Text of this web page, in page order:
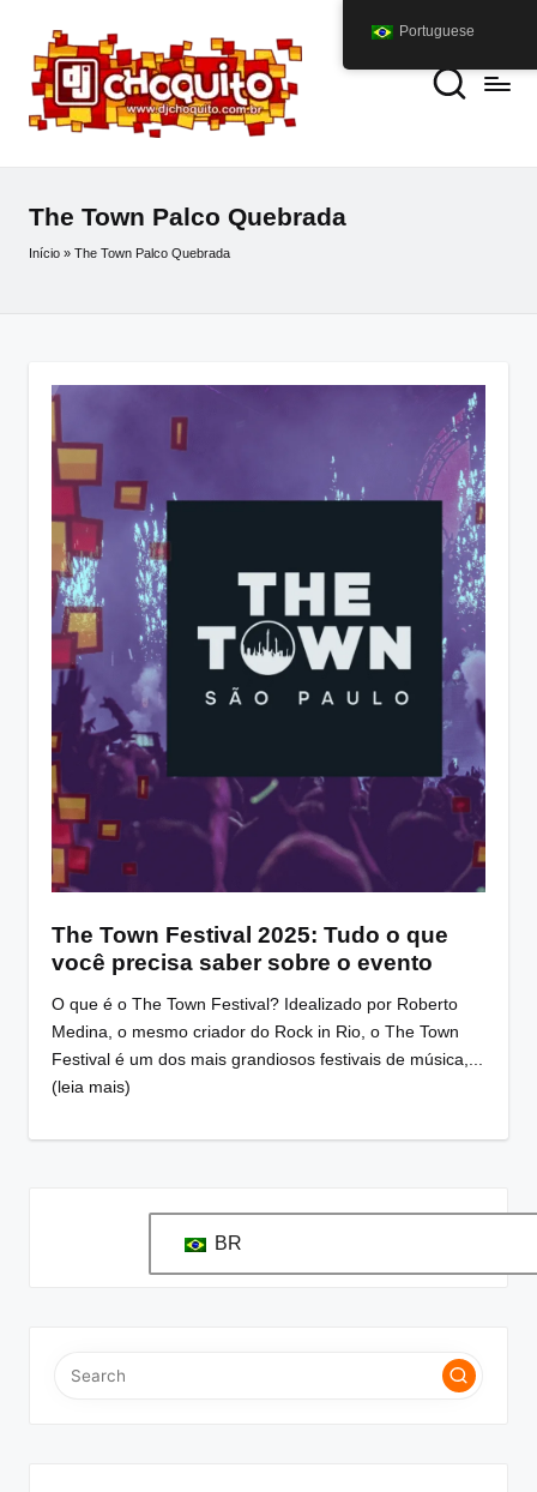
The Town Palco Quebrada
Início » The Town Palco Quebrada
The Town Festival 2025: Tudo o que
você precisa saber sobre o evento
O que é o The Town Festival? Idealizado por Roberto
Medina, o mesmo criador do Rock in Rio, o The Town
Festival é um dos mais grandiosos festivais de música,...
(leia mais)
BR
Portuguese